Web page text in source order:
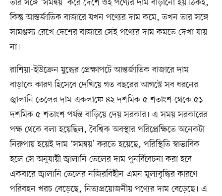
তার সঙ্গে ‘সমন্বয়’ করে দেশে ওই পণ্যের দাম বাড়ানো হয় ঠিকই,
কিন্তু আন্তর্জাতিক বাজারে যখন পণ্যের দাম কমে, তখন তার সঙ্গে
সামঞ্জস্য রেখে দেশের বাজারে সেই পণ্যের দাম কমতে দেখা যায়
না।
রাশিয়া-ইউক্রেন যুদ্ধের প্রেক্ষাপটে আন্তর্জাতিক বাজারে দাম
বাড়াকে কারণ হিসেবে দেখিয়ে গত বছরের আগস্টে সব ধরনের
জ্বালানি তেলের দাম একলাফে ৪২ দশমিক ৫ শতাংশ থেকে ৫১
দশমিক ৫ শতাংশ পর্যন্ত বাড়িয়ে দেয় সরকার। এ সময় সরকারের
পক্ষ থেকে বলা হয়েছিল, বৈশ্বিক অবস্থার পরিপ্রেক্ষিতে অনেকটা
নিরুপায় হয়েই দাম ‘সমন্বয়’ করতে হয়েছে, পরিস্থিতি স্বাভাবিক
হলে সে অনুযায়ী জ্বালানি তেলের দাম পুনর্বিবেচনা করা হবে।
একবারে জ্বালানি তেলের নজিরবিহীন এমন মূল্যবৃদ্ধির কারণে
পরিবহন খরচ বেড়েছে, নিত্যপ্রয়োজনীয় পণ্যের দাম বেড়েছে। এ